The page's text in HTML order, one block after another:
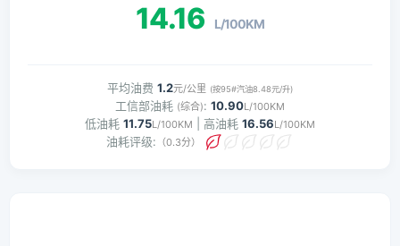
14.16 L/100KM
平均油费 1.2元/公里 (按95#汽油8.48元/升)
工信部油耗 (综合): 10.90L/100KM
低油耗 11.75L/100KM | 高油耗 16.56L/100KM
油耗评级: （0.3分）